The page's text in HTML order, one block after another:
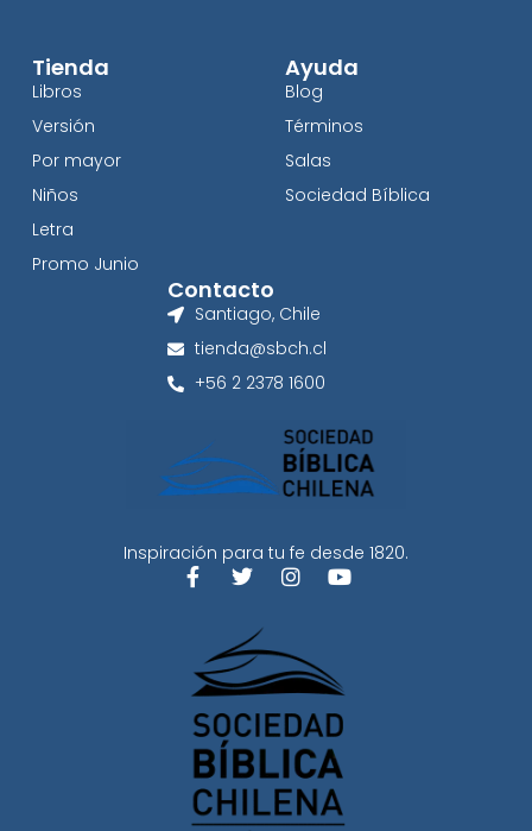
Inspiración para tu fe desde 1820.
Tienda
Libros
Versión
Por mayor
Niños
Letra
Promo Junio
Ayuda
Blog
Términos
Salas
Sociedad Bíblica
Contacto
Santiago, Chile
tienda@sbch.cl
+56 2 2378 1600